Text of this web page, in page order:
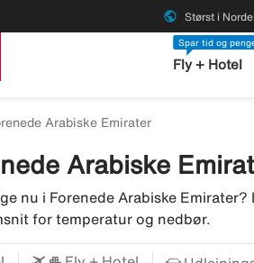
public Størst i
Spar tid og
Fly + Hotel
Arabiske Emirater
Arabiske
nu i Forenede Arabiske
for temperatur og nedbør.